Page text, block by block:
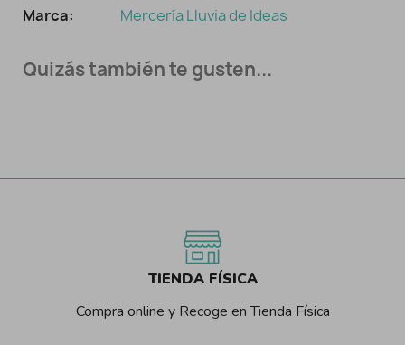
Marca:
Mercería Lluvia de Ideas
Quizás también te gusten...
TIENDA FÍSICA
Compra online y Recoge en Tienda Física